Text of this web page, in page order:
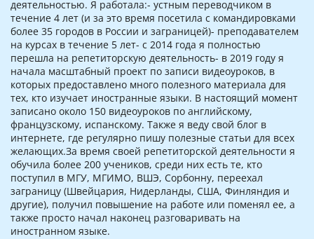
деятельностью. Я работала:- устным переводчиком в
течение 4 лет (и за это время посетила с командировками
более 35 городов в России и заграницей)- преподавателем
на курсах в течение 5 лет- с 2014 года я полностью
перешла на репетиторскую деятельность- в 2019 году я
начала масштабный проект по записи видеоуроков, в
которых предоставлено много полезного материала для
тех, кто изучает иностранные языки. В настоящий момент
записано около 150 видеоуроков по английскому,
французскому, испанскому. Также я веду свой блог в
интернете, где регулярно пишу полезные статьи для всех
желающих.За время своей репетиторской деятельности я
обучила более 200 учеников, среди них есть те, кто
поступил в МГУ, МГИМО, ВШЭ, Сорбонну, переехал
заграницу (Швейцария, Нидерланды, США, Финляндия и
другие), получил повышение на работе или поменял ее, а
также просто начал наконец разговаривать на
иностранном языке.